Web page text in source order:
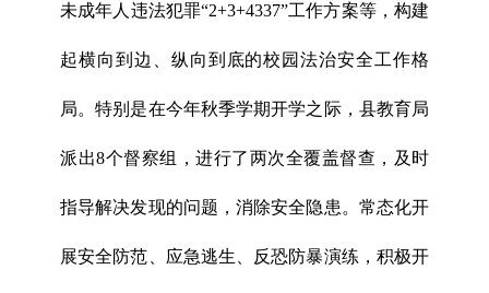
未成年人违法犯罪“2+3+4337”工作方案等，构建
起横向到边、纵向到底的校园法治安全工作格
局。特别是在今年秋季学期开学之际，县教育局
派出8个督察组，进行了两次全覆盖督查，及时
指导解决发现的问题，消除安全隐患。常态化开
展安全防范、应急逃生、反恐防暴演练，积极开